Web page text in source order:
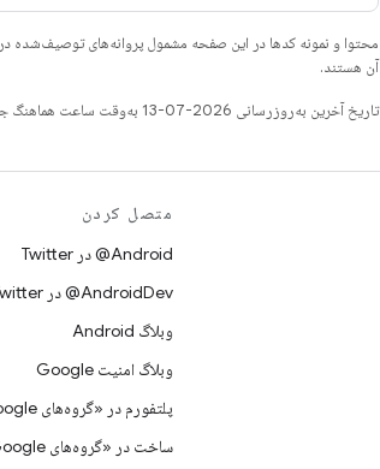
محتوا و نمونه کدها در این صفحه مشمول پروانه‌های توصیف‌شده در
آن هستند.
تاریخ آخرین به‌روزرسانی 2026-07-13 به‌وقت ساعت هماهنگ جهانی.
متصل کردن
Android@ در Twitter
AndroidDev@ در Twitter
وبلاگ Android
وبلاگ امنیت Google
پلتفورم در «گروه‌های Google»
ساخت در «گروه‌های Google»